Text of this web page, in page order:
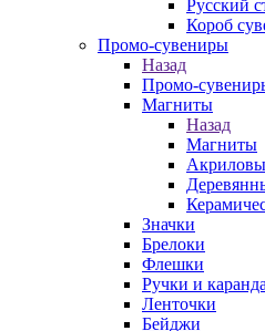
Русский
Короб
Промо-сувениры
Назад
Промо-
Магниты
Назад
Магниты
Значки
Брелоки
Флешки
Ручки и
Ленточки
Бейджи